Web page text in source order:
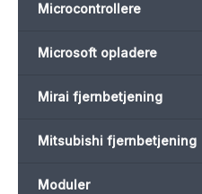
Microcontrollere
Microsoft opladere
Mirai fjernbetjening
Mitsubishi fjernbetjening
Moduler